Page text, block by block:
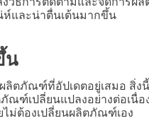
และน่าตื่นเต้นมากขึ้น
น
ลิตภัณฑ์ที่อัปเดตอยู่เสมอ สิ่
ณฑ์เปลี่ยนแปลงอย่างต่อเนื่
ม่ต้องเปลี่ยนผลิตภัณฑ์เอง